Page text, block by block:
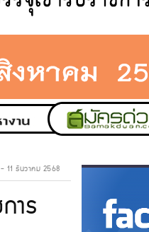
11 ธันวาคม 2568
าร